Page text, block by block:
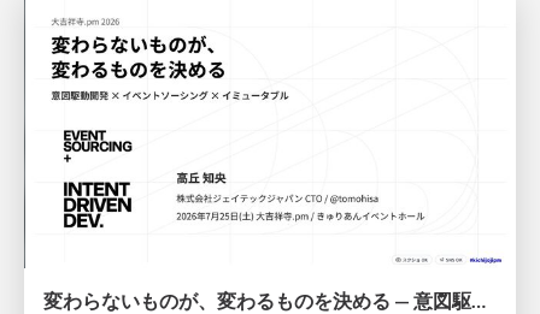
変わらないものが、変わるものを決める — 意図駆動開発 × イベントソーシング × イミュータブル | What Doesn't Change Decides What Can — IDD × Event Sourcing × Immutability